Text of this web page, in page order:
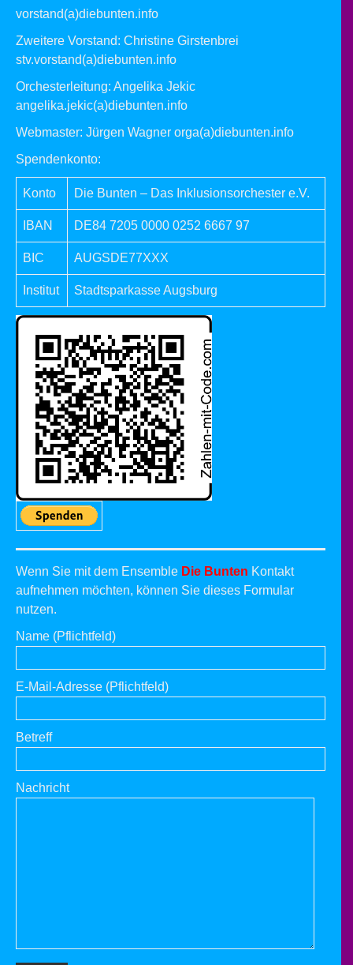
vorstand(a)diebunten.info
Zweitere Vorstand: Christine Girstenbrei
stv.vorstand(a)diebunten.info
Orchesterleitung: Angelika Jekic
angelika.jekic(a)diebunten.info
Webmaster: Jürgen Wagner orga(a)diebunten.info
Spendenkonto:
Konto Die Bunten – Das Inklusionsorchester e.V.
IBAN DE84 7205 0000 0252 6667 97
BIC AUGSDE77XXX
Institut Stadtsparkasse Augsburg
Wenn Sie mit dem Ensemble Die Bunten Kontakt
aufnehmen möchten, können Sie dieses Formular
nutzen.
Name (Pflichtfeld)
E-Mail-Adresse (Pflichtfeld)
Betreff
Nachricht
14
☕🎵 Einladung zum Kaffeekonzert: Bei uns dreht
Kalender anzeigen